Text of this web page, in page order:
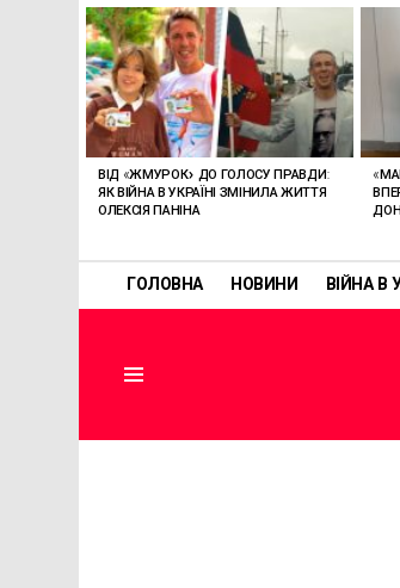
ГОЛОВНА НОВИНИ ВІЙНА В
ОСТАННІ
СТАТТІ
ВІД «ЖМУРОК» ДО ГОЛОСУ ПРАВДИ:
ЯК ВІЙНА В УКРАЇНІ ЗМІНИЛА ЖИТТЯ
ОЛЕКСІЯ ПАНІНА